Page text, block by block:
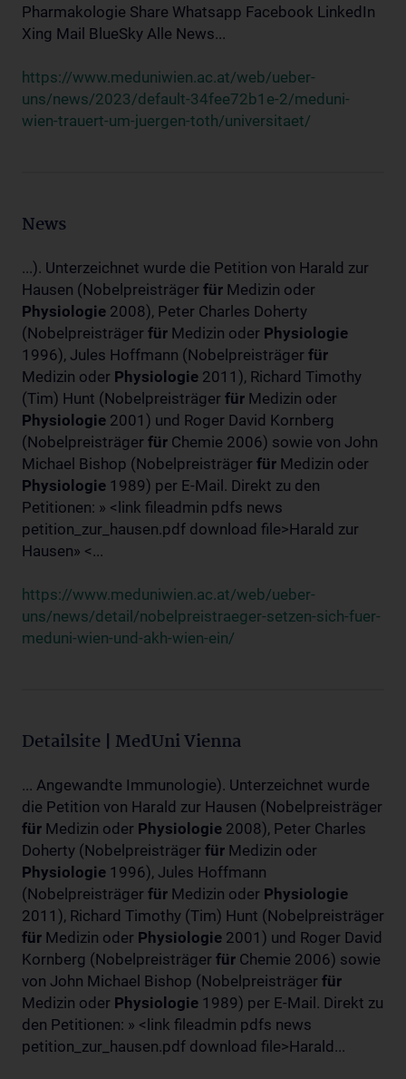
Pharmakologie Share Whatsapp Facebook LinkedIn
Xing Mail BlueSky Alle News...
https://www.meduniwien.ac.at/web/ueber-
uns/news/2023/default-34fee72b1e-2/meduni-
wien-trauert-um-juergen-toth/universitaet/
News
...). Unterzeichnet wurde die Petition von Harald zur
Hausen (Nobelpreisträger für Medizin oder
Physiologie 2008), Peter Charles Doherty
(Nobelpreisträger für Medizin oder Physiologie
1996), Jules Hoffmann (Nobelpreisträger für
Medizin oder Physiologie 2011), Richard Timothy
(Tim) Hunt (Nobelpreisträger für Medizin oder
Physiologie 2001) und Roger David Kornberg
(Nobelpreisträger für Chemie 2006) sowie von John
Michael Bishop (Nobelpreisträger für Medizin oder
Physiologie 1989) per E-Mail. Direkt zu den
Petitionen: » <link fileadmin pdfs news
petition_zur_hausen.pdf download file>Harald zur
Hausen» <...
https://www.meduniwien.ac.at/web/ueber-
uns/news/detail/nobelpreistraeger-setzen-sich-fuer-
meduni-wien-und-akh-wien-ein/
Detailsite | MedUni Vienna
... Angewandte Immunologie). Unterzeichnet wurde
die Petition von Harald zur Hausen (Nobelpreisträger
für Medizin oder Physiologie 2008), Peter Charles
Doherty (Nobelpreisträger für Medizin oder
Physiologie 1996), Jules Hoffmann
(Nobelpreisträger für Medizin oder Physiologie
2011), Richard Timothy (Tim) Hunt (Nobelpreisträger
für Medizin oder Physiologie 2001) und Roger David
Kornberg (Nobelpreisträger für Chemie 2006) sowie
von John Michael Bishop (Nobelpreisträger für
Medizin oder Physiologie 1989) per E-Mail. Direkt zu
den Petitionen: » <link fileadmin pdfs news
petition_zur_hausen.pdf download file>Harald...